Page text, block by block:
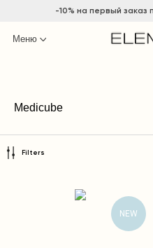
-10% на первый заказ
Меню
Medicube
Filters
NEW